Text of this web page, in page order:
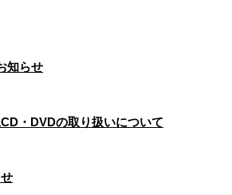
知らせ
・DVDの取り扱いについて